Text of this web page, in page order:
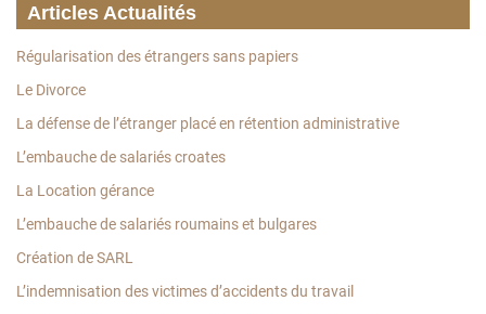
Articles Actualités
Régularisation des étrangers sans papiers
Le Divorce
La défense de l’étranger placé en rétention administrative
L’embauche de salariés croates
La Location gérance
L’embauche de salariés roumains et bulgares
Création de SARL
L’indemnisation des victimes d’accidents du travail